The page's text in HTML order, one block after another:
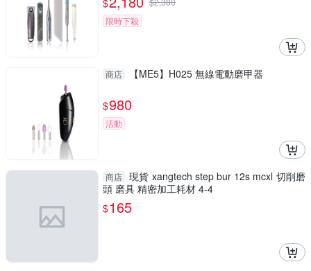
$
限時下殺
商店 【ME5】H025 無線電動磨甲器
$980
活動
商店 現貨 xangtech step bur 12s mcxl 切削磨
頭 磨具 精密加工耗材 4-4
$165